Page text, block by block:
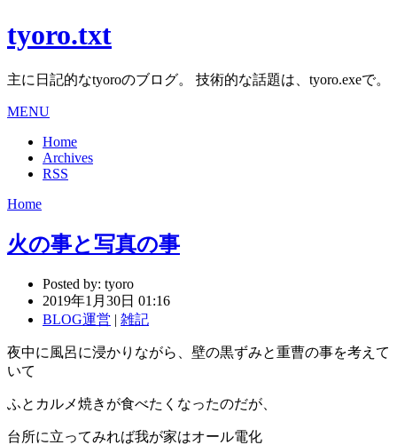
tyoro.txt
主に日記的なtyoroのブログ。 技術的な話題は、tyoro.exeで。
MENU
Home
Archives
RSS
Home
火の事と写真の事
Posted by: tyoro
2019年1月30日 01:16
BLOG運営 | 雑記
夜中に風呂に浸かりながら、壁の黒ずみと重曹の事を考えて
いて
ふとカルメ焼きが食べたくなったのだが、
台所に立ってみれば我が家はオール電化